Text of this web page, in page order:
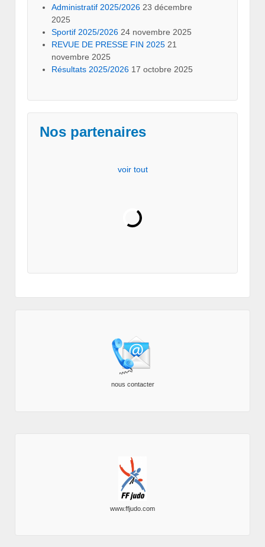
Administratif 2025/2026 23 décembre
2025
Sportif 2025/2026 24 novembre 2025
REVUE DE PRESSE FIN 2025 21
novembre 2025
Résultats 2025/2026 17 octobre 2025
Nos partenaires
voir tout
nous contacter
www.ffjudo.com